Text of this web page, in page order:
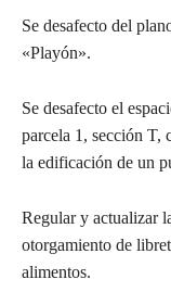
Se desafecto del
«Playón».
Se desafecto el
parcela 1, sección T,
la edificación de un
Regular y actualizar
otorgamiento de
alimentos.